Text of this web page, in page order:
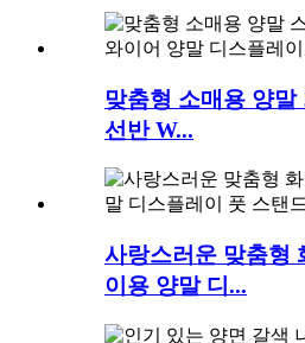
맞춤형 소매용 양
선반 W...
사랑스러운 맞춤형
이용 양말 디...